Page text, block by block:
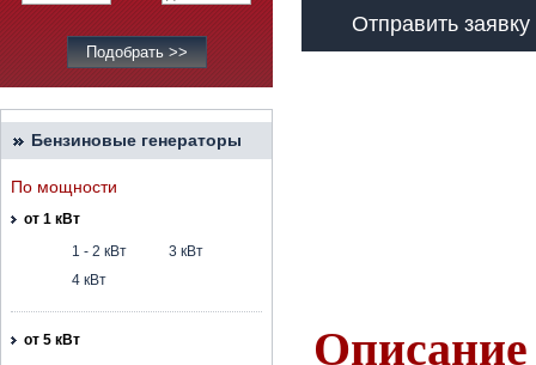
Бензиновые генераторы
По мощности
от 1 кВт
1 - 2 кВт
3 кВт
4 кВт
от 5 кВт
Отправить
Описание